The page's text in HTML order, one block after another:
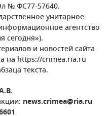
№ ФС77-57640.
унитарное
агентство
сегодня»).
и новостей сайта
на https://crimea.ria.ru
текста.
news.crimea@ria.ru